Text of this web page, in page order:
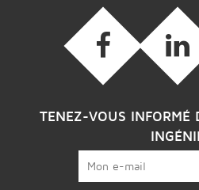
TENEZ-VOUS INFORMÉ